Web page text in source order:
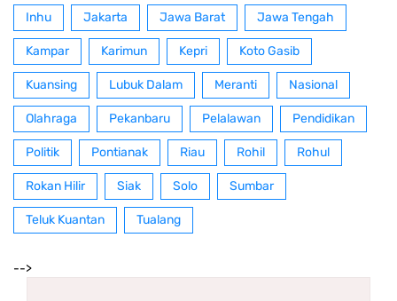
Inhu Jakarta Jawa Barat Jawa Tengah
Kampar Karimun Kepri Koto Gasib
Kuansing Lubuk Dalam Meranti Nasional
Olahraga Pekanbaru Pelalawan Pendidikan
Politik Pontianak Riau Rohil Rohul
Rokan Hilir Siak Solo Sumbar
Teluk Kuantan Tualang
-->